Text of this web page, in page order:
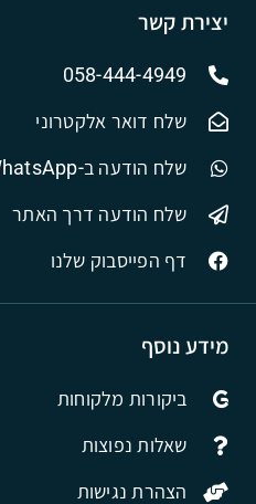
מידע נוסף
ביקורות מלקוחות
שאלות נפוצות
הצהרת נגישות
יצירת קשר
058-444-4949
שלח דואר אלקטרוני
שלח הודעה ב-WhatsApp
שלח הודעה דרך האתר
דף הפייסבוק שלנו